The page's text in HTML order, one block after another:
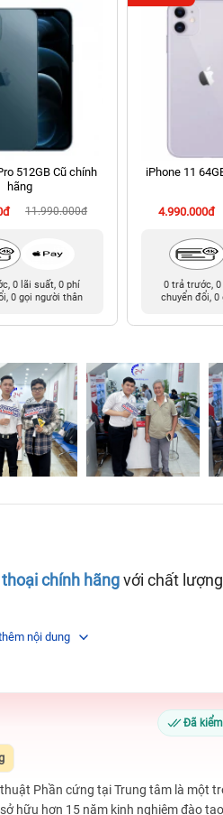
512GB Cũ chính
hãng
11.990.000đ
0 lãi suất, 0 phí
0 gọi người thân
iPhone 11
4.990.000đ
0 trả trước,
chuyển đổi,
chính hãng với chất
nội dung
Đã
Phần cứng tại Trung tâm là một
hữu hơn 15 năm kinh nghiệm đào